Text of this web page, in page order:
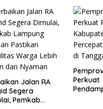
Jalan RA
Segera
Pemkab
Perkuat